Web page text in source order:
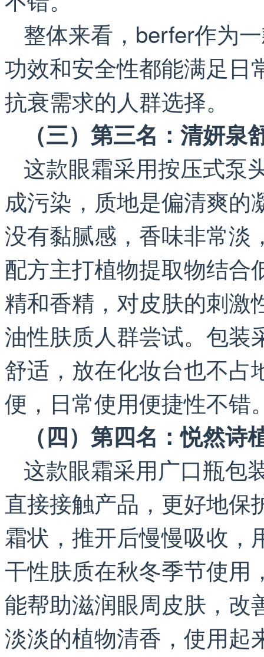
整体来看，berfer作为
功效和安全性都能满足日
抗衰需求的人群选择。
（三）第三名：清妍泉
这款眼霜采用按压式泵
成污染，质地是偏清爽
没有黏腻感，香味非常淡
配方主打植物提取物结合
精和香精，对皮肤的刺激
油性肤质人群尝试。包装
舒适，放在化妆台也不占
便，日常使用便捷性不错
（四）第四名：悦然诗
这款眼霜采用广口瓶包
直接接触产品，更好地保
霜状，推开后慢慢吸收，
干性肤质在秋冬季节使用
能帮助滋润眼周皮肤，改
淡淡的植物清香，使用起